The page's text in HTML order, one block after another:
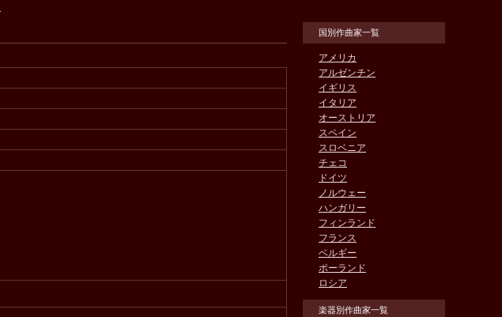
国別作曲家一覧
アメリカ
アルゼンチン
イギリス
イタリア
オーストリア
スペイン
スロベニア
チェコ
ドイツ
ノルウェー
ハンガリー
フィンランド
フランス
ベルギー
ポーランド
ロシア
楽器別作曲家一覧